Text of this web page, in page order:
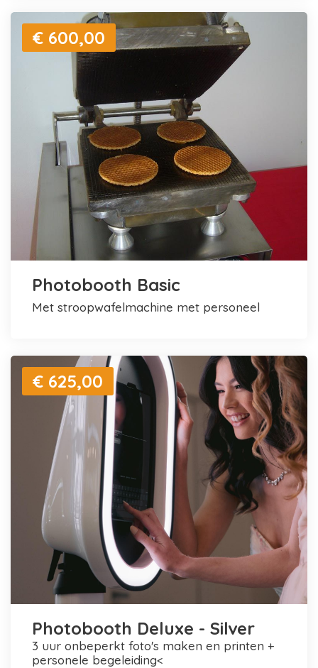
€ 600,00
Photobooth Basic
met stroopwafelmachine met personeel
€ 625,00
Photobooth Deluxe - Silver
3 uur onbeperkt foto's maken en printen +
personele begeleiding<